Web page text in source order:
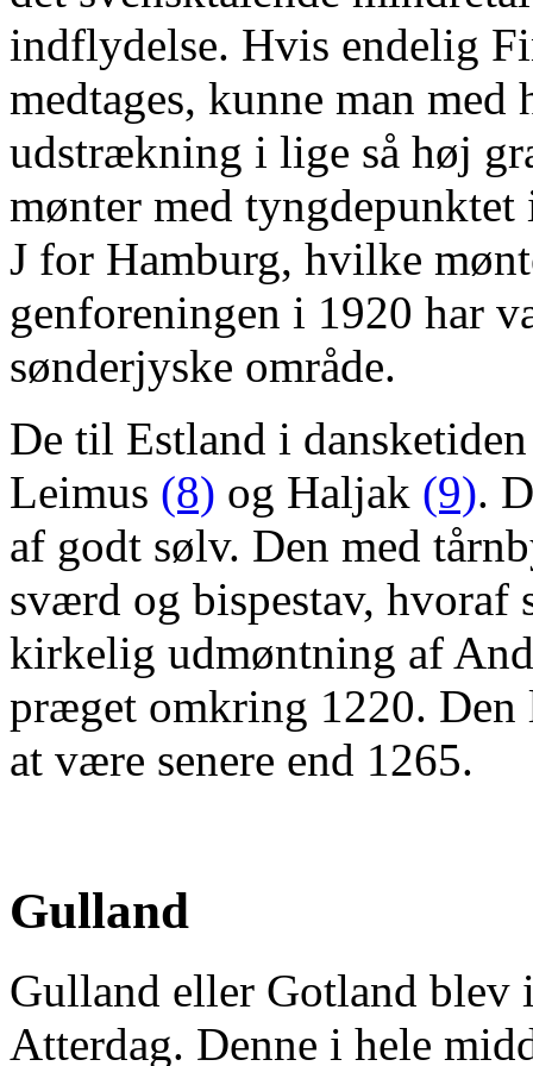
indflydelse. Hvis endelig
medtages, kunne man
udstrækning i lige så høj
mønter med tyngdepunktet
J for Hamburg, hvilke
genforeningen i 1920 har
sønderjyske område.
De til Estland i
Leimus (8) og Haljak (9).
af godt sølv. Den med
sværd og bispestav, hvoraf
kirkelig udmøntning af
præget omkring 1220. Den
at være senere end 1265.
Gulland
Gulland eller Gotland blev
Atterdag. Denne i hele